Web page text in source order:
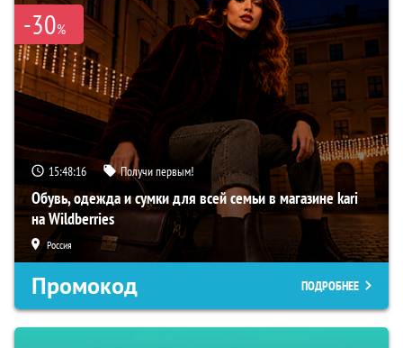
-30%
15:48:15 Получи первым!
Обувь, одежда и сумки для всей семьи в магазине kari
на Wildberries
Россия
Промокод ПОДРОБНЕЕ